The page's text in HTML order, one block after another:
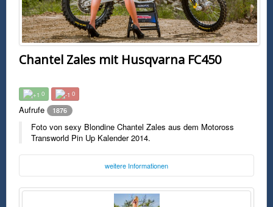
Chantel Zales mit Husqvarna FC450
0 0
Aufrufe 1876
Foto von sexy Blondine Chantel Zales aus dem Motoross
Transworld Pin Up Kalender 2014.
weitere Informationen
Foto:Motocross Transworld
motocross.transworld.net